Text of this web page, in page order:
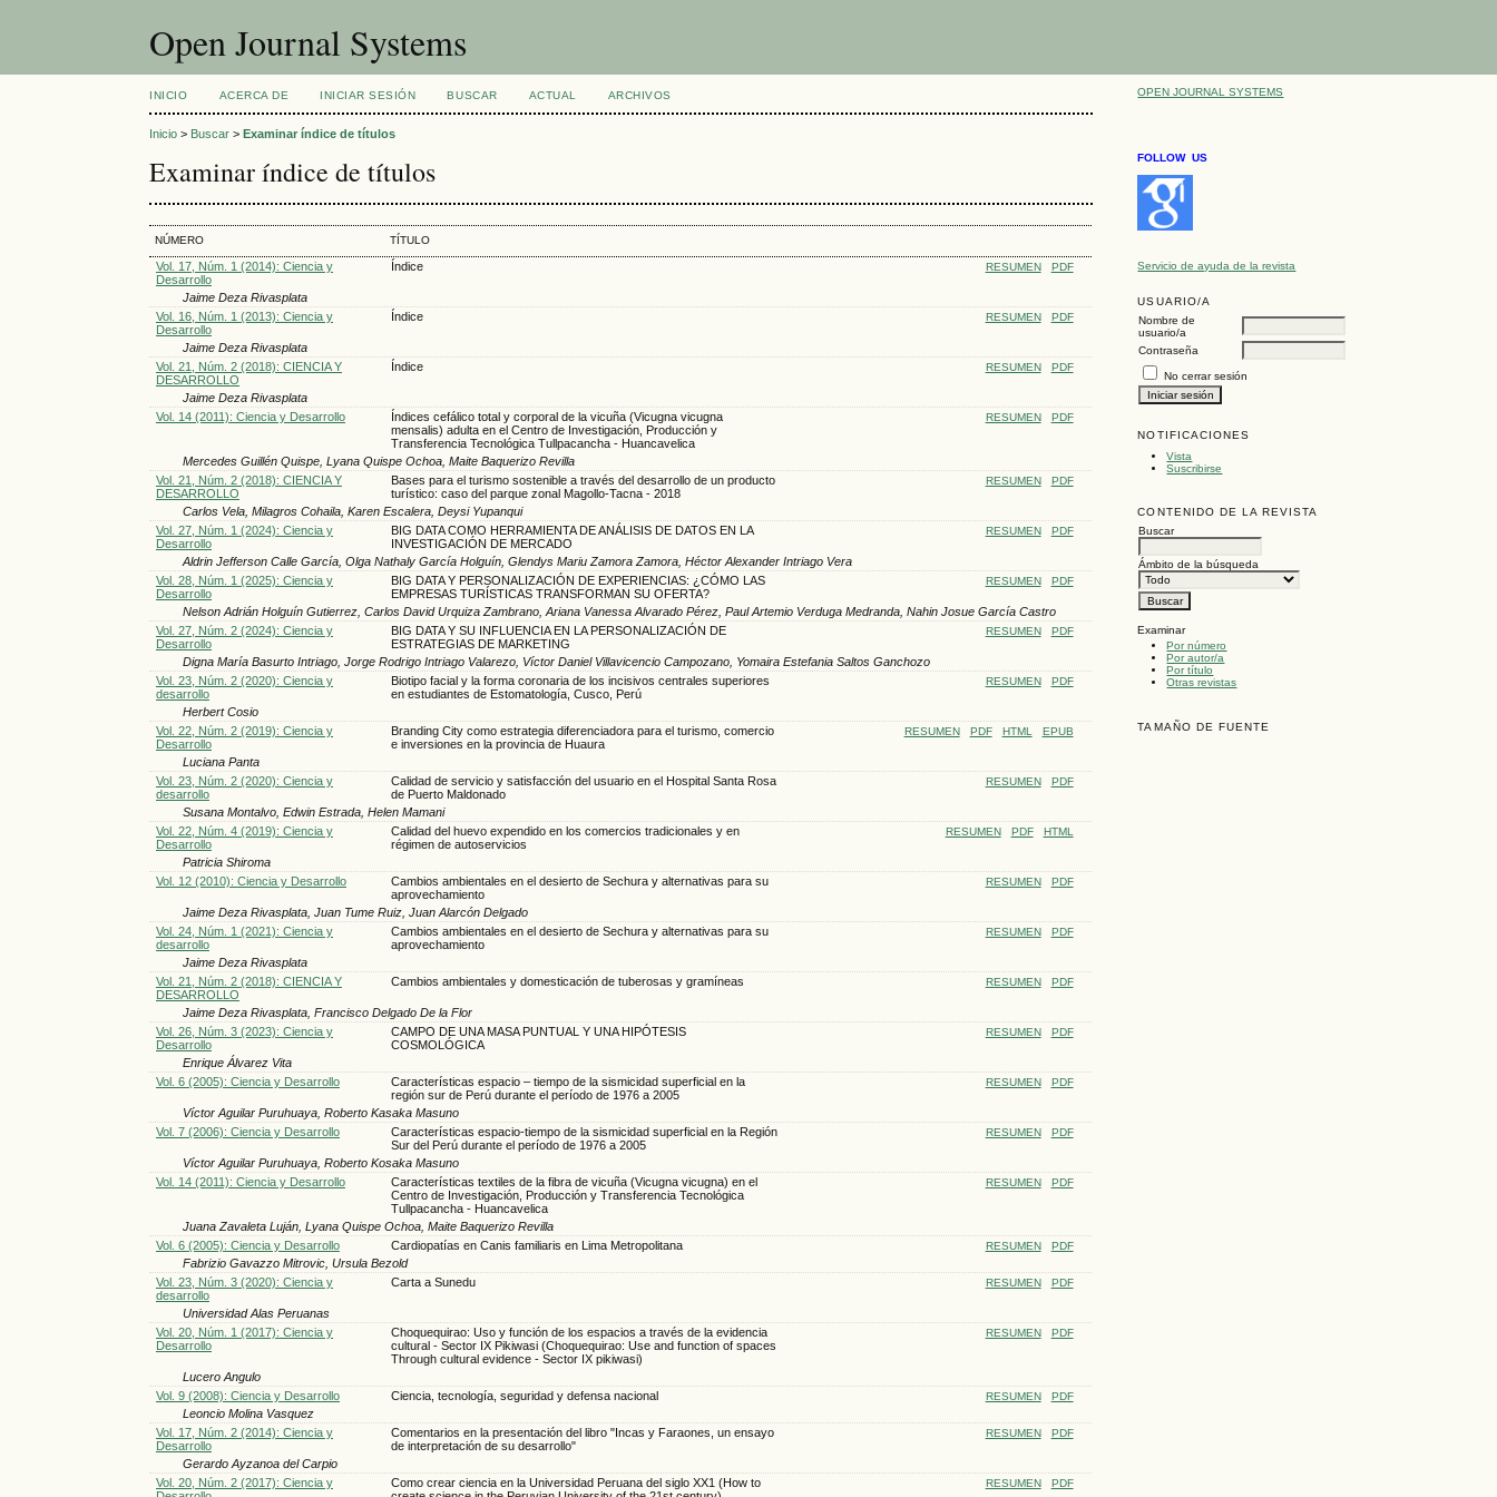
Open Journal Systems
OPEN JOURNAL SYSTEMS
FOLLOW US
Servicio de ayuda de la revista
USUARIO/A
Nombre de
usuario/a
Contraseña
No cerrar sesión
NOTIFICACIONES
Vista
Suscribirse
CONTENIDO DE LA REVISTA
Buscar
Ámbito de la búsqueda
Examinar
Por número
Por autor/a
Por título
Otras revistas
TAMAÑO DE FUENTE
INICIO ACERCA DE INICIAR SESIÓN BUSCAR ACTUAL ARCHIVOS
Inicio > Buscar >Examinar índice de títulos
Examinar índice de títulos
NÚMERO TÍTULO
Vol. 17, Núm. 1 (2014): Ciencia y
Desarrollo
Índice RESUMEN PDF
Jaime Deza Rivasplata
Vol. 16, Núm. 1 (2013): Ciencia y
Desarrollo
Índice RESUMEN PDF
Jaime Deza Rivasplata
Vol. 21, Núm. 2 (2018): CIENCIA Y
DESARROLLO
Índice RESUMEN PDF
Jaime Deza Rivasplata
Vol. 14 (2011): Ciencia y Desarrollo
Índices cefálico total y corporal de la vicuña (Vicugna vicugna
mensalis) adulta en el Centro de Investigación, Producción y
Transferencia Tecnológica Tullpacancha - Huancavelica
RESUMEN PDF
Mercedes Guillén Quispe, Lyana Quispe Ochoa, Maite Baquerizo Revilla
Vol. 21, Núm. 2 (2018): CIENCIA Y
DESARROLLO
Bases para el turismo sostenible a través del desarrollo de un producto
turístico: caso del parque zonal Magollo-Tacna - 2018
RESUMEN PDF
Carlos Vela, Milagros Cohaila, Karen Escalera, Deysi Yupanqui
Vol. 27, Núm. 1 (2024): Ciencia y
Desarrollo
BIG DATA COMO HERRAMIENTA DE ANÁLISIS DE DATOS EN LA
INVESTIGACIÓN DE MERCADO
RESUMEN PDF
Aldrin Jefferson Calle García, Olga Nathaly García Holguín, Glendys Mariu Zamora Zamora, Héctor Alexander Intriago Vera
Vol. 28, Núm. 1 (2025): Ciencia y
Desarrollo
BIG DATA Y PERSONALIZACIÓN DE EXPERIENCIAS: ¿CÓMO LAS
EMPRESAS TURÍSTICAS TRANSFORMAN SU OFERTA?
RESUMEN PDF
Nelson Adrián Holguín Gutierrez, Carlos David Urquiza Zambrano, Ariana Vanessa Alvarado Pérez, Paul Artemio Verduga Medranda, Nahin Josue García Castro
Vol. 27, Núm. 2 (2024): Ciencia y
Desarrollo
BIG DATA Y SU INFLUENCIA EN LA PERSONALIZACIÓN DE
ESTRATEGIAS DE MARKETING
RESUMEN PDF
Digna María Basurto Intriago, Jorge Rodrigo Intriago Valarezo, Víctor Daniel Villavicencio Campozano, Yomaira Estefania Saltos Ganchozo
Vol. 23, Núm. 2 (2020): Ciencia y
desarrollo
Biotipo facial y la forma coronaria de los incisivos centrales superiores
en estudiantes de Estomatología, Cusco, Perú
RESUMEN PDF
Herbert Cosio
Vol. 22, Núm. 2 (2019): Ciencia y
Desarrollo
Branding City como estrategia diferenciadora para el turismo, comercio
e inversiones en la provincia de Huaura
RESUMEN PDF HTML EPUB
Luciana Panta
Vol. 23, Núm. 2 (2020): Ciencia y
desarrollo
Calidad de servicio y satisfacción del usuario en el Hospital Santa Rosa
de Puerto Maldonado
RESUMEN PDF
Susana Montalvo, Edwin Estrada, Helen Mamani
Vol. 22, Núm. 4 (2019): Ciencia y
Desarrollo
Calidad del huevo expendido en los comercios tradicionales y en
régimen de autoservicios
RESUMEN PDF HTML
Patricia Shiroma
Vol. 12 (2010): Ciencia y Desarrollo
Cambios ambientales en el desierto de Sechura y alternativas para su
aprovechamiento
RESUMEN PDF
Jaime Deza Rivasplata, Juan Tume Ruiz, Juan Alarcón Delgado
Vol. 24, Núm. 1 (2021): Ciencia y
desarrollo
Cambios ambientales en el desierto de Sechura y alternativas para su
aprovechamiento
RESUMEN PDF
Jaime Deza Rivasplata
Vol. 21, Núm. 2 (2018): CIENCIA Y
DESARROLLO
Cambios ambientales y domesticación de tuberosas y gramíneas RESUMEN PDF
Jaime Deza Rivasplata, Francisco Delgado De la Flor
Vol. 26, Núm. 3 (2023): Ciencia y
Desarrollo
CAMPO DE UNA MASA PUNTUAL Y UNA HIPÓTESIS
COSMOLÓGICA
RESUMEN PDF
Enrique Álvarez Vita
Vol. 6 (2005): Ciencia y Desarrollo
Características espacio – tiempo de la sismicidad superficial en la
región sur de Perú durante el período de 1976 a 2005
RESUMEN PDF
Víctor Aguilar Puruhuaya, Roberto Kasaka Masuno
Vol. 7 (2006): Ciencia y Desarrollo
Características espacio-tiempo de la sismicidad superficial en la Región
Sur del Perú durante el período de 1976 a 2005
RESUMEN PDF
Víctor Aguilar Puruhuaya, Roberto Kosaka Masuno
Vol. 14 (2011): Ciencia y Desarrollo
Características textiles de la fibra de vicuña (Vicugna vicugna) en el
Centro de Investigación, Producción y Transferencia Tecnológica
Tullpacancha - Huancavelica
RESUMEN PDF
Juana Zavaleta Luján, Lyana Quispe Ochoa, Maite Baquerizo Revilla
Vol. 6 (2005): Ciencia y Desarrollo
Cardiopatías en Canis familiaris en Lima Metropolitana RESUMEN PDF
Fabrizio Gavazzo Mitrovic, Ursula Bezold
Vol. 23, Núm. 3 (2020): Ciencia y
desarrollo
Carta a Sunedu RESUMEN PDF
Universidad Alas Peruanas
Vol. 20, Núm. 1 (2017): Ciencia y
Desarrollo
Choquequirao: Uso y función de los espacios a través de la evidencia
cultural - Sector IX Pikiwasi (Choquequirao: Use and function of spaces
Through cultural evidence - Sector IX pikiwasi)
RESUMEN PDF
Lucero Angulo
Vol. 9 (2008): Ciencia y Desarrollo
Ciencia, tecnología, seguridad y defensa nacional RESUMEN PDF
Leoncio Molina Vasquez
Vol. 17, Núm. 2 (2014): Ciencia y
Desarrollo
Comentarios en la presentación del libro "Incas y Faraones, un ensayo
de interpretación de su desarrollo"
RESUMEN PDF
Gerardo Ayzanoa del Carpio
Vol. 20, Núm. 2 (2017): Ciencia y
Como crear ciencia en la Universidad Peruana del siglo XX1 (How to
RESUMEN PDF